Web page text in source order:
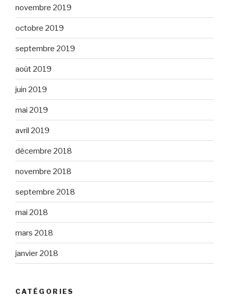
novembre 2019
octobre 2019
septembre 2019
août 2019
juin 2019
mai 2019
avril 2019
décembre 2018
novembre 2018
septembre 2018
mai 2018
mars 2018
janvier 2018
CATÉGORIES